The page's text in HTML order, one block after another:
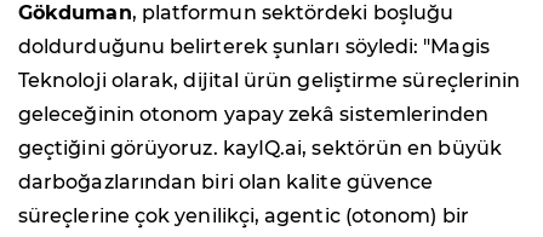
Gökduman, platformun sektördeki boşluğu
doldurduğunu belirterek şunları söyledi: "Magis
Teknoloji olarak, dijital ürün geliştirme süreçlerinin
geleceğinin otonom yapay zekâ sistemlerinden
geçtiğini görüyoruz. kayIQ.ai, sektörün en büyük
darboğazlarından biri olan kalite güvence
süreçlerine çok yenilikçi, agentic (otonom) bir